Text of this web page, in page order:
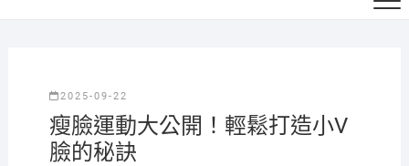
2025-09-22
瘦臉運動大公開！輕鬆打造小V
臉的秘訣